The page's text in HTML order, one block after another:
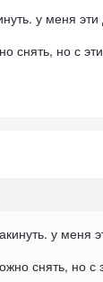
у меня
снять, но с
у меня
снять, но